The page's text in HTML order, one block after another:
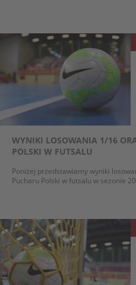
WYNIKI LOSOWANIA 1/16
POLSKI W FUTSALU
Poniżej przedstawiamy wyniki
Pucharu Polski w futsalu w sezonie